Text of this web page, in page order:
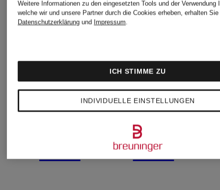
Bestpreis:
93,41 €
Ursprünglich:
Bestpreis:
107,86 €
149 €
Weitere Informationen zu den eingesetzten Tools und der Verwendung
welche wir und unsere Partner durch die Cookies erheben, erhalten
Datenschutzerklärung und Impressum.
INDIVIDUELLE EINSTELLUNGEN
ICH STIMME ZU